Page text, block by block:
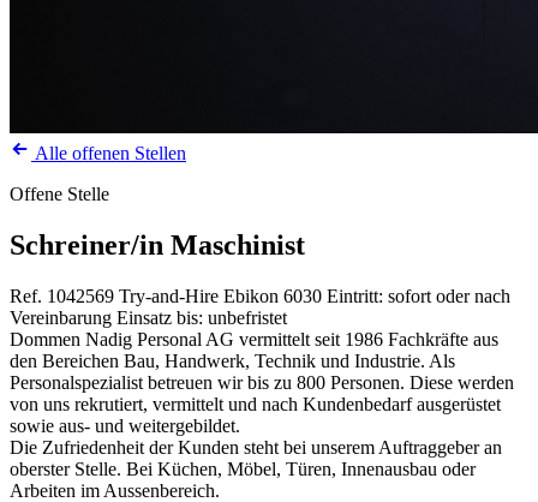
Alle offenen Stellen
Offene Stelle
Schreiner/in Maschinist
Ref. 1042569 Try-and-Hire Ebikon 6030 Eintritt: sofort oder nach
Vereinbarung Einsatz bis: unbefristet
Dommen Nadig Personal AG vermittelt seit 1986 Fachkräfte aus
den Bereichen Bau, Handwerk, Technik und Industrie. Als
Personalspezialist betreuen wir bis zu 800 Personen. Diese werden
von uns rekrutiert, vermittelt und nach Kundenbedarf ausgerüstet
sowie aus- und weitergebildet.
Die Zufriedenheit der Kunden steht bei unserem Auftraggeber an
oberster Stelle. Bei Küchen, Möbel, Türen, Innenausbau oder
Arbeiten im Aussenbereich.